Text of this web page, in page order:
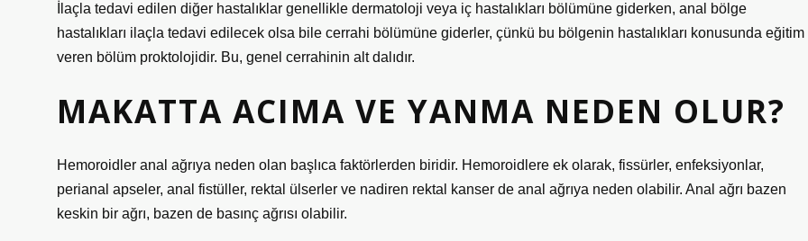
İlaçla tedavi edilen diğer hastalıklar genellikle dermatoloji veya iç hastalıkları bölümüne giderken, anal bölge
hastalıkları ilaçla tedavi edilecek olsa bile cerrahi bölümüne giderler, çünkü bu bölgenin hastalıkları konusunda eğitim
veren bölüm proktolojidir. Bu, genel cerrahinin alt dalıdır.
MAKATTA ACIMA VE YANMA NEDEN OLUR?
Hemoroidler anal ağrıya neden olan başlıca faktörlerden biridir. Hemoroidlere ek olarak, fissürler, enfeksiyonlar,
perianal apseler, anal fistüller, rektal ülserler ve nadiren rektal kanser de anal ağrıya neden olabilir. Anal ağrı bazen
keskin bir ağrı, bazen de basınç ağrısı olabilir.